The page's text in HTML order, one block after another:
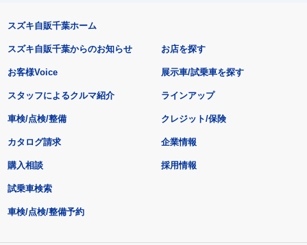
スズキ自販千葉ホーム
スズキ自販千葉からのお知らせ
お客様Voice
スタッフによるクルマ紹介
お店を探す
展示車/試乗車を探す
ラインアップ
車検/点検/整備 クレジット/保険
カタログ請求
購入相談
試乗車検索
車検/点検/整備予約
企業情報
採用情報